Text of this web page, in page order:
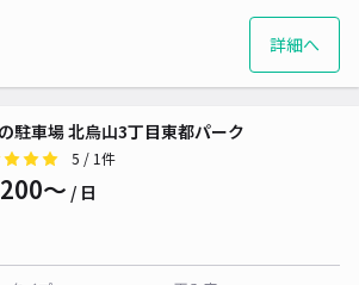
詳細へ
駐車場 北烏山3丁目東都パーク
5 / 1件
〜 / 日